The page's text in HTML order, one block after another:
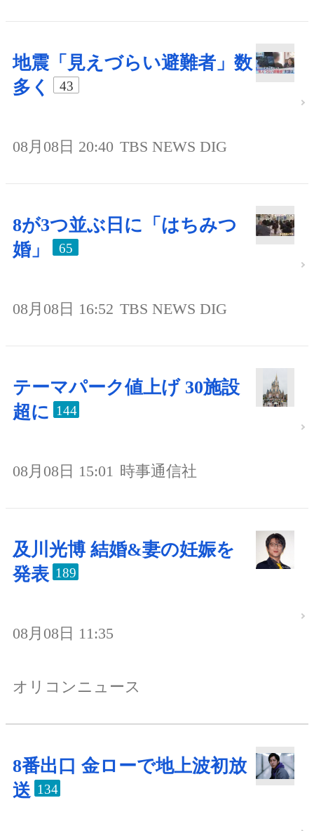
地震「見えづらい避難者」数
多く
43
08月08日 20:40 TBS NEWS DIG
8が3つ並ぶ日に「はちみつ
婚」
65
08月08日 16:52 TBS NEWS DIG
テーマパーク値上げ 30施設
超に 144
08月08日 15:01 時事通信社
及川光博 結婚&妻の妊娠を
発表 189
08月08日 11:35
オリコンニュース
8番出口 金ローで地上波初放
送 134